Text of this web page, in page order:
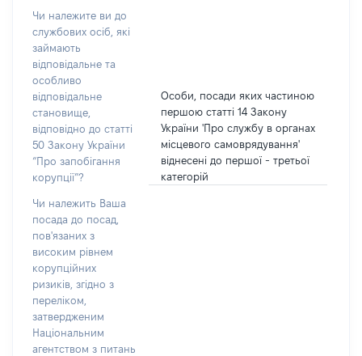
Чи належите ви до
службових осіб, які
займають
відповідальне та
особливо
відповідальне
становище,
відповідно до статті
50 Закону України
“Про запобігання
корупції”?
Особи, посади яких частиною
першою статті 14 Закону
України 'Про службу в органах
місцевого самоврядування'
віднесені до першої - третьої
категорій
Чи належить Ваша
посада до посад,
пов'язаних з
високим рівнем
корупційних
ризиків, згідно з
переліком,
затвердженим
Національним
агентством з питань